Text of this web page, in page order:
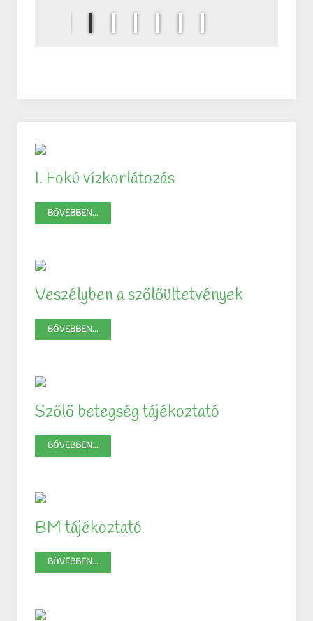
I. Fokú vízkorlátozás
BŐVEBBEN...
Veszélyben a szőlőültetvények
BŐVEBBEN...
Szőlő betegség tájékoztató
BŐVEBBEN...
BM tájékoztató
BŐVEBBEN...